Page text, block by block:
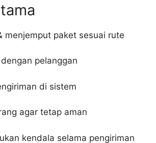
menjemput paket sesuai rute
pelanggan
di sistem
agar tetap aman
kendala selama pengiriman